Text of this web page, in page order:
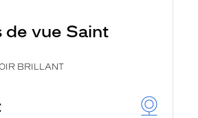
de vue Saint
BRILLANT